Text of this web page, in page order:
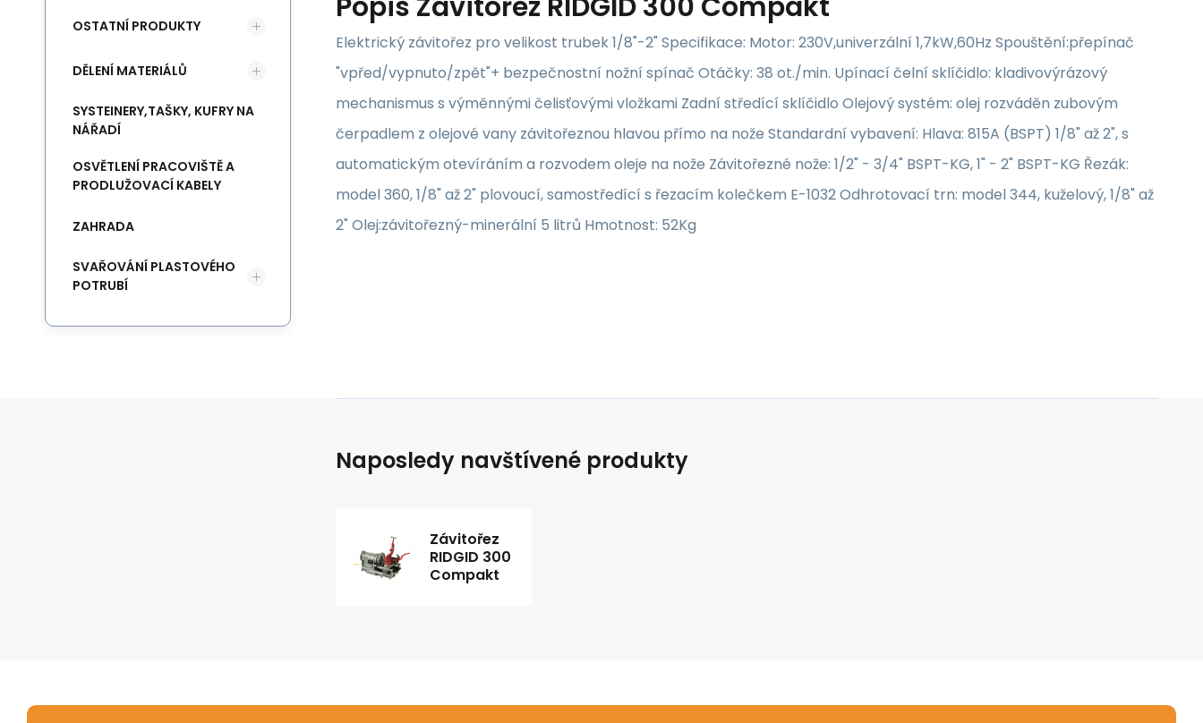
Elektrický závitořez pro velikost trubek 1/8"-2" Specifikace: Motor: 230V,univerzální 1,7kW,60Hz Spouštění:přepínač
"vpřed/vypnuto/zpět"+ bezpečnostní nožní spínač Otáčky: 38 ot./min. Upínací čelní sklíčidlo: kladivovýrázový
mechanismus s výměnnými čelisťovými vložkami Zadní středící sklíčidlo Olejový systém: olej rozváděn zubovým
čerpadlem z olejové vany závitořeznou hlavou přímo na nože Standardní vybavení: Hlava: 815A (BSPT) 1/8" až 2", s
automatickým otevíráním a rozvodem oleje na nože Závitořezné nože: 1/2" - 3/4" BSPT-KG, 1" - 2" BSPT-KG Řezák:
model 360, 1/8" až 2" plovoucí, samostředící s řezacím kolečkem E-1032 Odhrotovací trn: model 344, kuželový, 1/8" až
2" Olej:závitořezný-minerální 5 litrů Hmotnost: 52Kg
OSTATNÍ PRODUKTY
DĚLENÍ MATERIÁLŮ
SYSTEINERY,TAŠKY, KUFRY NA
NÁŘADÍ
OSVĚTLENÍ PRACOVIŠTĚ A
PRODLUŽOVACÍ KABELY
ZAHRADA
SVAŘOVÁNÍ PLASTOVÉHO
POTRUBÍ
Naposledy navštívené produkty
Závitořez
RIDGID 300
Compakt